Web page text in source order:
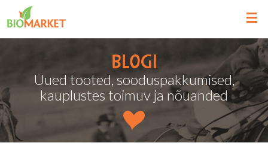
Blogi
Uued tooted, sooduspakkumised,
kauplustes toimuv ja nõuanded